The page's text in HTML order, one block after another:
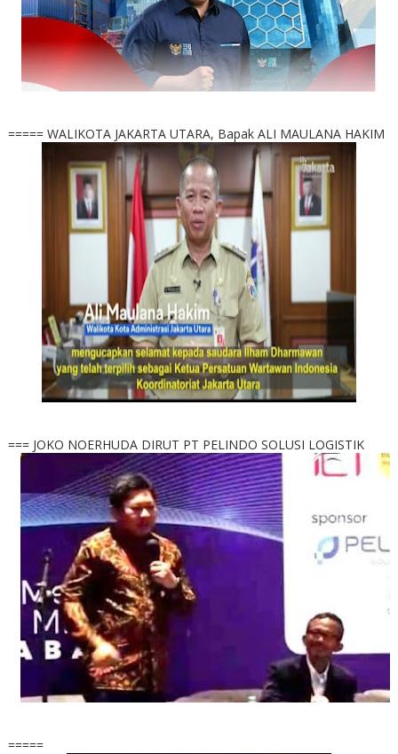
===== WALIKOTA JAKARTA UTARA, Bapak ALI MAULANA HAKIM
=== JOKO NOERHUDA DIRUT PT PELINDO SOLUSI LOGISTIK
=====